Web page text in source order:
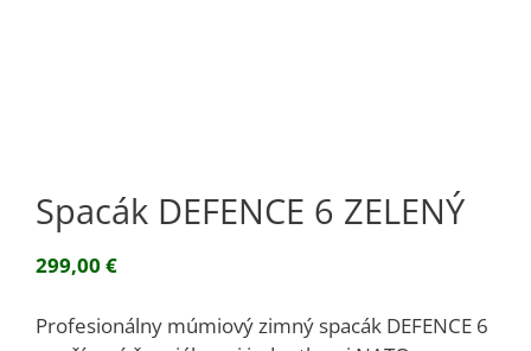
Spacák DEFENCE 6 ZELENÝ
299,00 €
Profesionálny múmiový zimný spacák DEFENCE 6